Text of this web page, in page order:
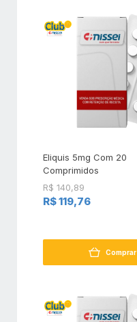
Eliquis 5mg Com 20
Comprimidos
R$ 140,89
R$ 119,76
Comprar